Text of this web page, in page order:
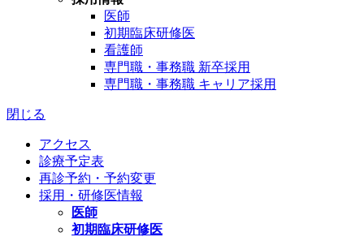
医師
初期臨床研修医
看護師
専門職・事務職 新卒採用
専門職・事務職 キャリア採用
閉じる
アクセス
診療予定表
再診予約・予約変更
採用・研修医情報
医師
初期臨床研修医